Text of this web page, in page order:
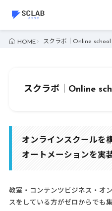
HOME スクラボ｜Online
スクラボ｜Online
オンラインスクールを
オートメーションを実
教室・コンテンツビジネス・オ
スをしている方がゼロからでも